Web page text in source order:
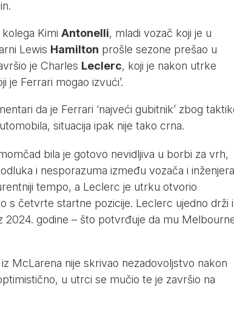
Kimi Antonelli, mladi vozač koji je u
Lewis Hamilton prošle sezone prešao u
je Charles Leclerc, koji je nakon utrke
je Ferrari mogao izvući’.
da je Ferrari ‘najveći gubitnik’ zbog
situacija ipak nije tako crna.
bila je gotovo nevidljiva u borbi za vrh,
i nesporazuma između vozača i
tempo, a Leclerc je utrku otvorio
s četvrte startne pozicije. Leclerc ujedno drži i
2024. godine – što potvrđuje da mu
McLarena nije skrivao nezadovoljstvo nakon
u utrci se mučio te je završio na